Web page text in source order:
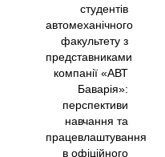
студентів
автомеханічного
факультету з
представниками
компанії «АВТ
Баварія»:
перспективи
навчання та
працевлаштування
в офіційного